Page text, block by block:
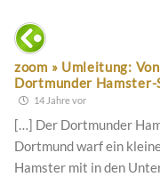
zoom » Umleitung:
Dortmunder
14 Jahre vor
[…] Der Dortmunder
Dortmund warf ein
Hamster mit in den